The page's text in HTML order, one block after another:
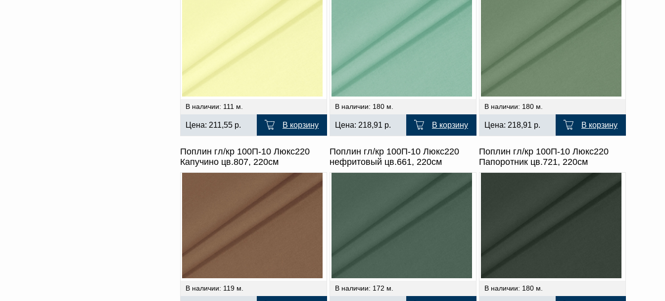
В наличии: 111 м.
Цена: 211,55 р. В корзину
В наличии: 180 м.
Цена: 218,91 р. В корзину
В наличии: 180 м.
Цена: 218,91 р. В корзину
Поплин гл/кр 100П-10 Люкс220
Капучино цв.807, 220см
В наличии: 119 м.
Поплин гл/кр 100П-10 Люкс220
нефритовый цв.661, 220см
В наличии: 172 м.
Поплин гл/кр 100П-10 Люкс220
Папоротник цв.721, 220см
В наличии: 180 м.